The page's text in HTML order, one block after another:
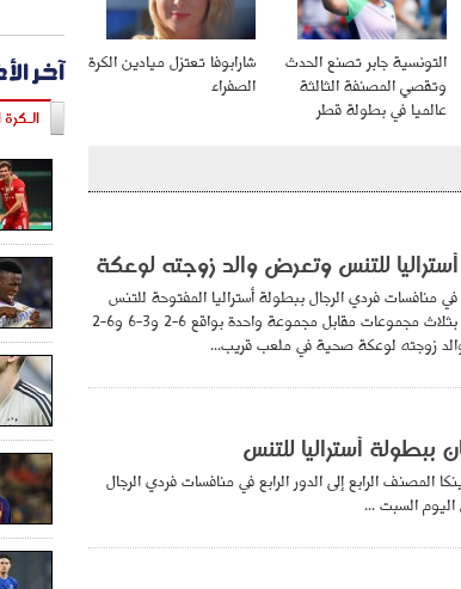
التونسية جابر تصنع الحدث
وتقصي المصنفة الثالثة
عالميا في بطولة قطر
شارابوفا تعتزل ميادين الكرة
الصفراء
للتنس وتعرض والد زوجته لوعكة
في منافسات فردي الرجال ببطولة أستراليا المفتوحة للتنس
بفوزه على البرتغالي "جواو سوزا" بثلاث مجموعات مقابل مجموعة واحدة بواقع 6-2 و3-6 و6-2
ببطولة أستراليا للتنس
المصنف الرابع إلى الدور الرابع في منافسات فردي الرجال
اليوم السبت ...
آخر
الـكرة